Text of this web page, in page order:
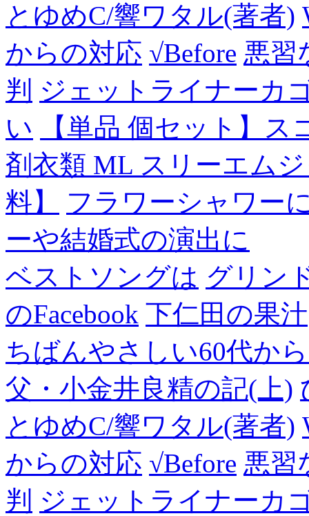
とゆめC/響ワタル(著者)
からの対応 √Before 悪習
判 ジェットライナーカ
い
【単品 個セット】
剤衣類 ML スリーエム
料】
フラワーシャワー
ーや結婚式の演出に
ベストソングは グリン
のFacebook 下仁田の果汁
ちばんやさしい60代から
父・小金井良精の記(上)
とゆめC/響ワタル(著者)
からの対応 √Before 悪習
判 ジェットライナーカ